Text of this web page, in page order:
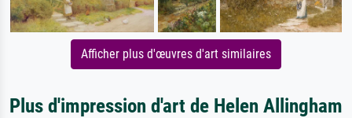
Afficher plus d'œuvres d'art similaires
Plus d'impression d'art de Helen Allingham